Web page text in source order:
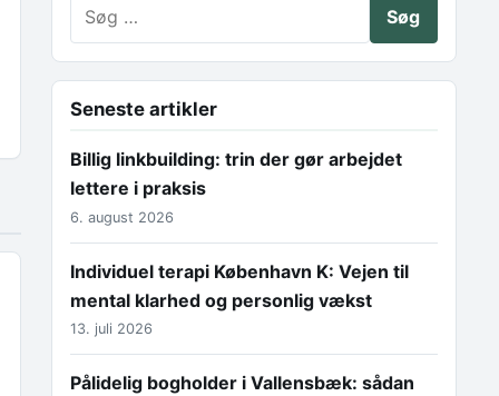
Seneste artikler
Billig linkbuilding: trin der gør arbejdet
lettere i praksis
6. august 2026
Individuel terapi København K: Vejen til
mental klarhed og personlig vækst
13. juli 2026
Pålidelig bogholder i Vallensbæk: sådan